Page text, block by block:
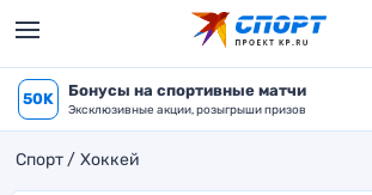
50K Бонусы на спортивные матчи
Эксклюзивные акции, розыгрыши призов
Спорт Хоккей